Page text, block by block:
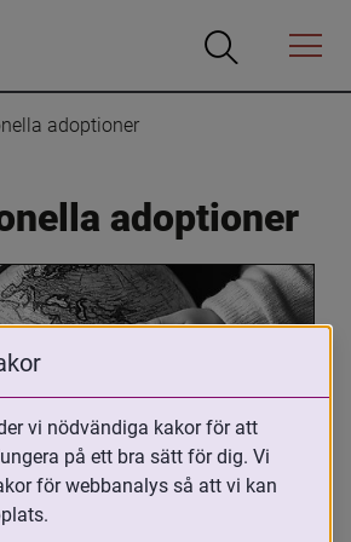
Öppna
Öppna
Menyn
adoptioner
adoptioner
är adopterad,
eller arbetar med
vi nödvändiga kakor för att
på ett bra sätt för dig. Vi
för webbanalys så att vi kan